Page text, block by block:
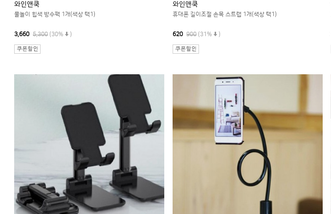
와인앤쿡
물놀이 힙색 방수팩 1개(색상 택1)
3,660 5,300 (30% )
와인앤쿡
휴대폰 길이조절 손목 스트랩 1개(색상 택1)
620 900 (31% )